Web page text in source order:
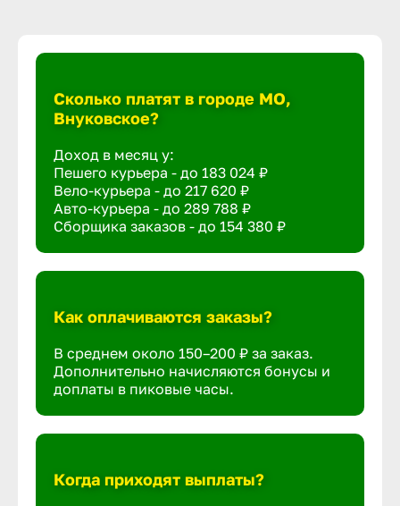
Сколько платят в городе МО,
Внуковское?
Доход в месяц у:
Пешего курьера - до 183 024 ₽
Вело-курьера - до 217 620 ₽
Авто-курьера - до 289 788 ₽
Сборщика заказов - до 154 380 ₽
Как оплачиваются заказы?
В среднем около 150–200 ₽ за заказ.
Дополнительно начисляются бонусы и
доплаты в пиковые часы.
Когда приходят выплаты?